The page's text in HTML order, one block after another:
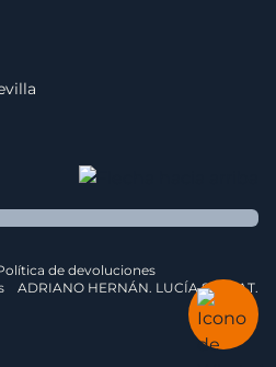
de devoluciones
ADRIANO HERNÁN. LUCÍA SERRAT.